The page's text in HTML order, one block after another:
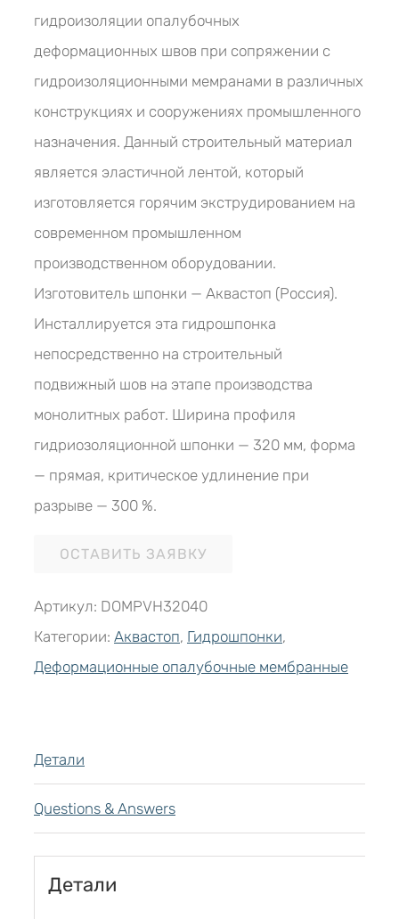
гидроизоляции опалубочных
деформационных швов при сопряжении с
гидроизоляционными мемранами в различных
конструкциях и сооружениях промышленного
назначения. Данный строительный материал
является эластичной лентой, который
изготовляется горячим экструдированием на
современном промышленном
производственном оборудовании.
Изготовитель шпонки — Аквастоп (Россия).
Инсталлируется эта гидрошпонка
непосредственно на строительный
подвижный шов на этапе производства
монолитных работ. Ширина профиля
гидриозоляционной шпонки — 320 мм, форма
— прямая, критическое удлинение при
разрыве — 300 %.
ОСТАВИТЬ ЗАЯВКУ
Артикул: DОMPVH32040
Категории: Аквастоп, Гидрошпонки,
Деформационные опалубочные мембранные
Детали
Questions & Answers
Детали